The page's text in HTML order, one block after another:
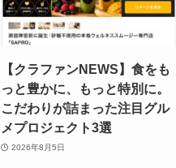
【クラファンNEWS】食をも
っと豊かに、もっと特別に。
こだわりが詰まった注目グル
メプロジェクト3選
2026年8月5日